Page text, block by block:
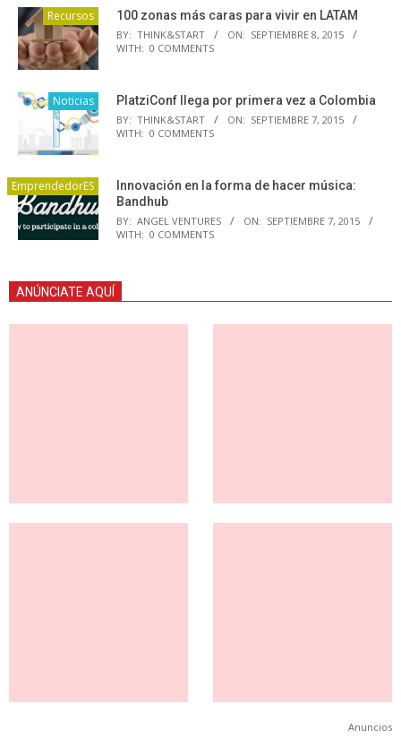
Recursos 100 zonas más caras para vivir en LATAM
BY: THINK&START ON: SEPTIEMBRE 8, 2015
WITH: 0 COMMENTS
Noticias PlatziConf llega por primera vez a Colombia
BY: THINK&START ON: SEPTIEMBRE 7, 2015
WITH: 0 COMMENTS
EmprendedorES
Innovación en la forma de hacer música:
Bandhub
BY: ANGEL VENTURES ON: SEPTIEMBRE 7, 2015
WITH: 0 COMMENTS
ANÚNCIATE AQUÍ
Anuncios